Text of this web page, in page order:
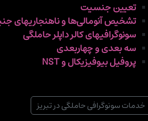
تعیین جنسیت
تشخیص آنومالی‌ها و ناهنجاریهای
سونوگرافیهای کالر داپلر حاملگی
سه بعدی و چهاربعدی
پروفیل بیوفیزیکال و NST
خدمات سونوگرافی حاملگی در تبریز